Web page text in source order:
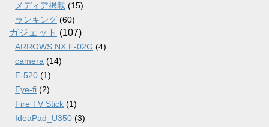
メディア掲載 (15)
ランキング (60)
ガジェット (107)
ARROWS NX F-02G (4)
camera (14)
E-520 (1)
Eye-fi (2)
Fire TV Stick (1)
IdeaPad_U350 (3)